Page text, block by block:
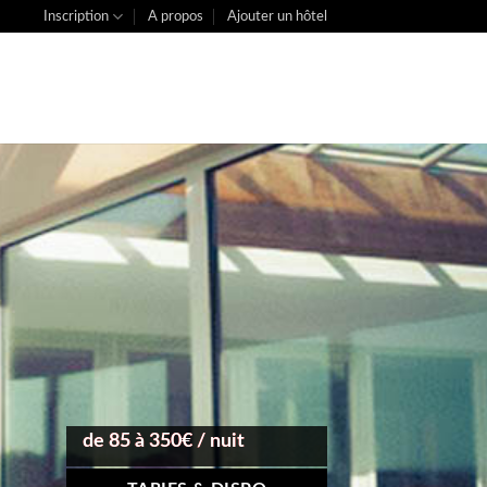
Inscription A propos Ajouter un hôtel
de 85 à 350€ / nuit